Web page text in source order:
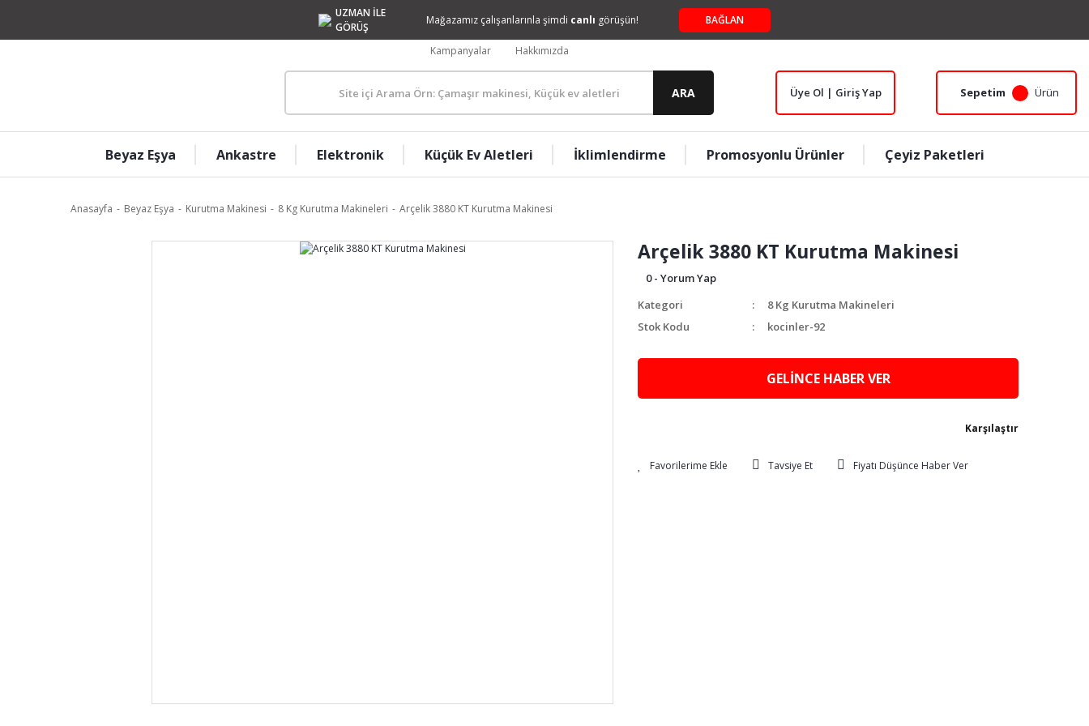
UZMAN İLE
GÖRÜŞ
Mağazamız çalışanlarınla şimdi canlı görüşün! BAĞLAN
Kampanyalar Hakkımızda
ARA Üye Ol | Giriş Yap Sepetim Ürün
Beyaz Eşya Ankastre Elektronik Küçük Ev Aletleri İklimlendirme Promosyonlu Ürünler Çeyiz Paketleri
Anasayfa Beyaz Eşya Kurutma Makinesi 8 Kg Kurutma Makineleri Arçelik 3880 KT Kurutma Makinesi
Arçelik 3880 KT Kurutma Makinesi
0 - Yorum Yap
Kategori
8 Kg Kurutma Makineleri
Stok Kodu
kocinler-92
GELİNCE HABER VER
Karşılaştır
Tavsiye Et Fiyatı Düşünce Haber Ver